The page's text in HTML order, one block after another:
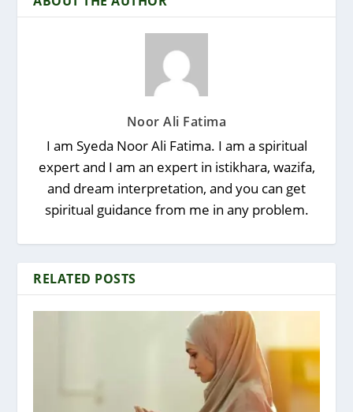
Noor Ali Fatima
I am Syeda Noor Ali Fatima. I am a spiritual
expert and I am an expert in istikhara, wazifa,
and dream interpretation, and you can get
spiritual guidance from me in any problem.
RELATED POSTS